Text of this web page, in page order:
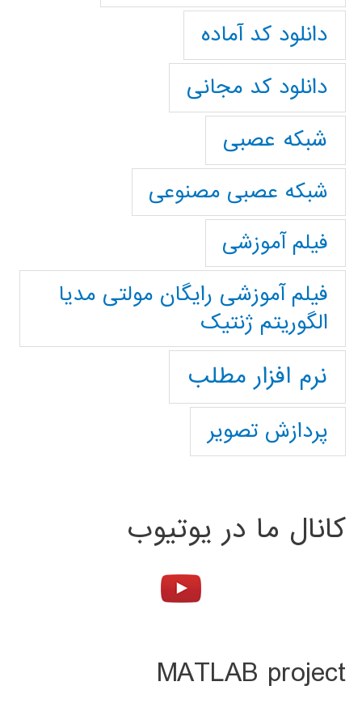
دانلود کد آماده
دانلود کد مجانی
شبکه عصبی
شبکه عصبی مصنوعی
فیلم آموزشی
فیلم آموزشی رایگان مولتی مدیا
الگوریتم ژنتیک
نرم افزار مطلب
پردازش تصویر
کانال ما در یوتیوب
MATLAB project